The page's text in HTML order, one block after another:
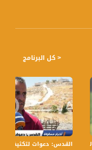
< كل البرنامج
القدس: دعوات لتكثيف الحراك
غير ،30-10